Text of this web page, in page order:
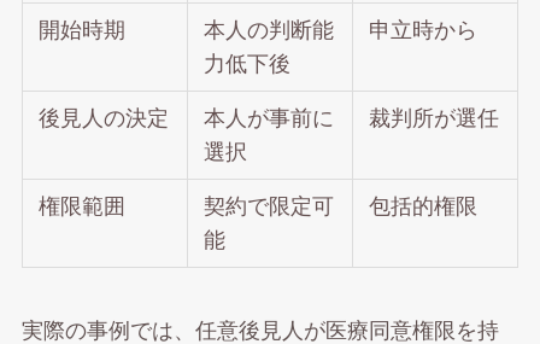
開始時期
本人の判断能
力低下後
申立時から
後見人の決定
本人が事前に
選択
裁判所が選任
権限範囲
契約で限定可
能
包括的権限
実際の事例では、任意後見人が医療同意権限を持